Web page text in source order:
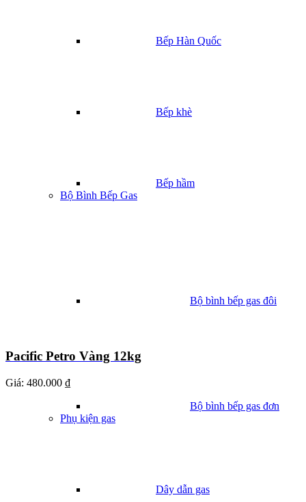
Bếp Hàn Quốc
Bếp khè
Bếp hầm
Bộ Bình Bếp Gas
Bộ bình bếp gas đôi
Bộ bình bếp gas đơn
Phụ kiện gas
Dây dẫn gas
Pacific Petro Vàng 12kg
Giá: 480.000 ₫